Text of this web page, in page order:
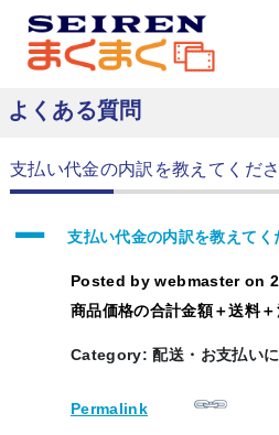
無料サンプ
TOP FAQs 配送・お支払いについて
よくある質問
支払い代金の内訳を教えてくださ
A 支払い代金の内訳を教えてく
Posted bywebmasteron
商品価格の合計金額＋送料＋
Category: 配送・お支払い
Permalink